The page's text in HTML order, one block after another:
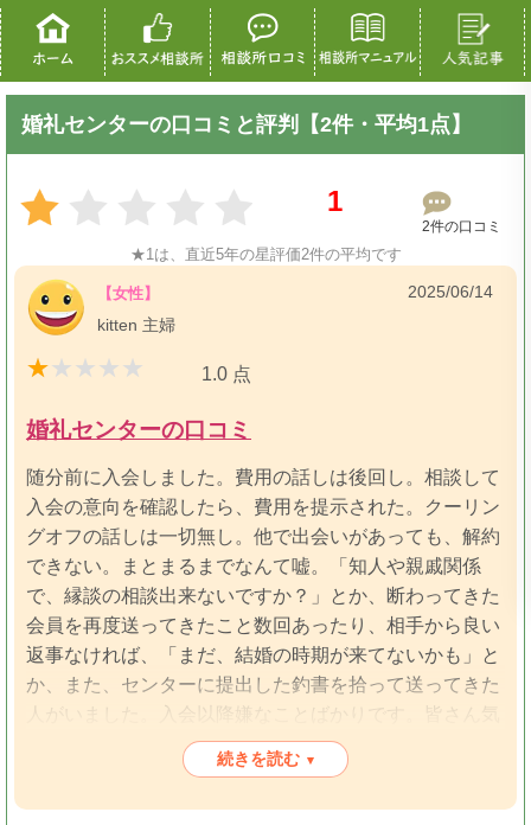
婚礼センターの口コミと評判【2件・平均1点】
1
2件の口コミ
★1は、直近5年の星評価2件の平均です
【女性】
kitten 主婦
2025/06/14
1.0 点
婚礼センターの口コミ
随分前に入会しました。費用の話しは後回し。相談して
入会の意向を確認したら、費用を提示された。クーリン
グオフの話しは一切無し。他で出会いがあっても、解約
できない。まとまるまでなんて嘘。「知人や親戚関係
で、縁談の相談出来ないですか？」とか、断わってきた
会員を再度送ってきたこと数回あったり、相手から良い
返事なければ、「まだ、結婚の時期が来てないかも」と
か、また、センターに提出した釣書を拾って送ってきた
人がいました。入会以降嫌なことばかりです。皆さん気
をつけてください。このセンターに協力する仲人さん
も、紹介料のことや見合いの設定に不満なことをおっし
続きを読む ▾